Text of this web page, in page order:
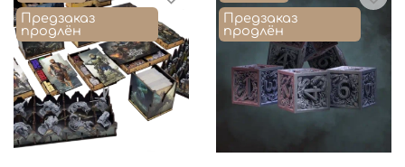
Предзаказ
продлён
Предзаказ
продлён